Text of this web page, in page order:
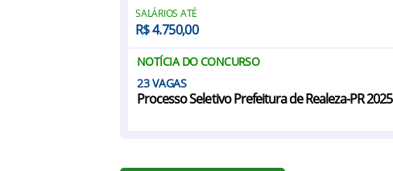
SALÁRIOS ATÉ
R$ 4.750,00
NOTÍCIA DO CONCURSO
23
Processo Seletivo Prefeitura de Realeza-PR 2025